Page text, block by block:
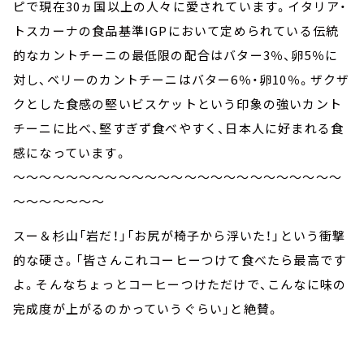
ピで現在30ヵ国以上の人々に愛されています。イタリア・
トスカーナの食品基準IGPにおいて定められている伝統
的なカントチーニの最低限の配合はバター3％、卵5％に
対し、ベリーのカントチーニはバター6％・卵10％。ザクザ
クとした食感の堅いビスケットという印象の強いカント
チーニに比べ、堅すぎず食べやすく、日本人に好まれる食
感になっています。
～～～～～～～～～～～～～～～～～～～～～～～～～
～～～～～～～
スー＆杉山「岩だ！」「お尻が椅子から浮いた！」という衝撃
的な硬さ。「皆さんこれコーヒーつけて食べたら最高です
よ。そんなちょっとコーヒーつけただけで、こんなに味の
完成度が上がるのかっていうぐらい」と絶賛。